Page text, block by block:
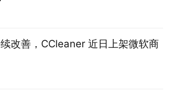
改善，CCleaner 近日上架微软商